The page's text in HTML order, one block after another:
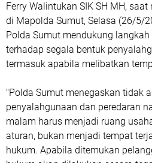
Ferry Walintukan SIK SH MH,
di Mapolda Sumut, Selasa (26/5/
Polda Sumut mendukung
terhadap segala bentuk
termasuk apabila melibatkan
"Polda Sumut menegaskan tidak
penyalahgunaan dan peredaran
malam harus menjadi ruang
aturan, bukan menjadi tempat
hukum. Apabila ditemukan